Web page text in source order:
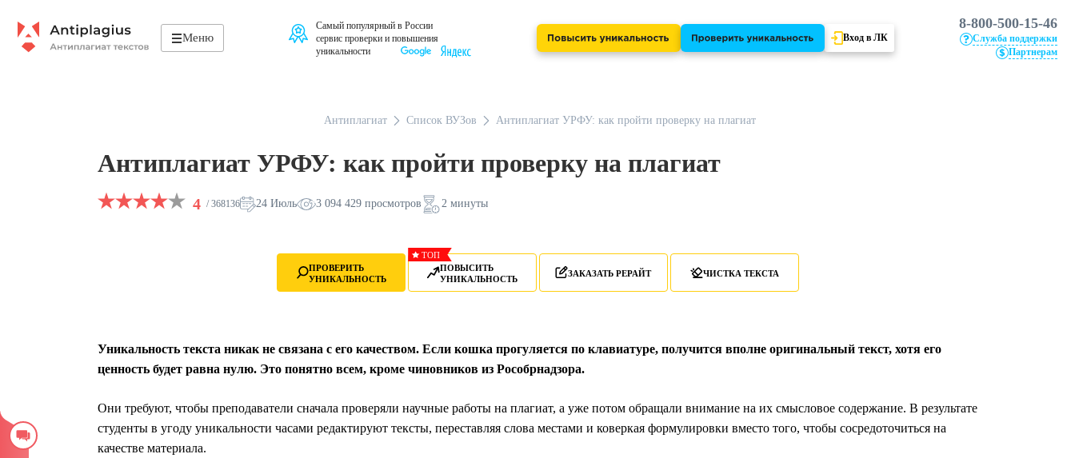
Меню
Самый популярный в России
сервис проверки и повышения
уникальности
Вход в ЛК
8-800-500-15-46
Служба поддержки
Партнерам
Антиплагиат Список ВУЗов Антиплагиат УРФУ: как пройти проверку на плагиат
Антиплагиат УРФУ: как пройти проверку на плагиат
4 / 368136 24 Июль 3 094 429 просмотров 2 минуты
ПРОВЕРИТЬ
УНИКАЛЬНОСТЬ
ТОП
ПОВЫСИТЬ
УНИКАЛЬНОСТЬ
ЗАКАЗАТЬ РЕРАЙТ ЧИСТКА ТЕКСТА
Уникальность текста никак не связана с его качеством. Если кошка прогуляется по клавиатуре, получится вполне оригинальный текст, хотя его
ценность будет равна нулю. Это понятно всем, кроме чиновников из Рособрнадзора.
Они требуют, чтобы преподаватели сначала проверяли научные работы на плагиат, а уже потом обращали внимание на их смысловое содержание. В результате
студенты в угоду уникальности часами редактируют тексты, переставляя слова местами и коверкая формулировки вместо того, чтобы сосредоточиться на
качестве материала.